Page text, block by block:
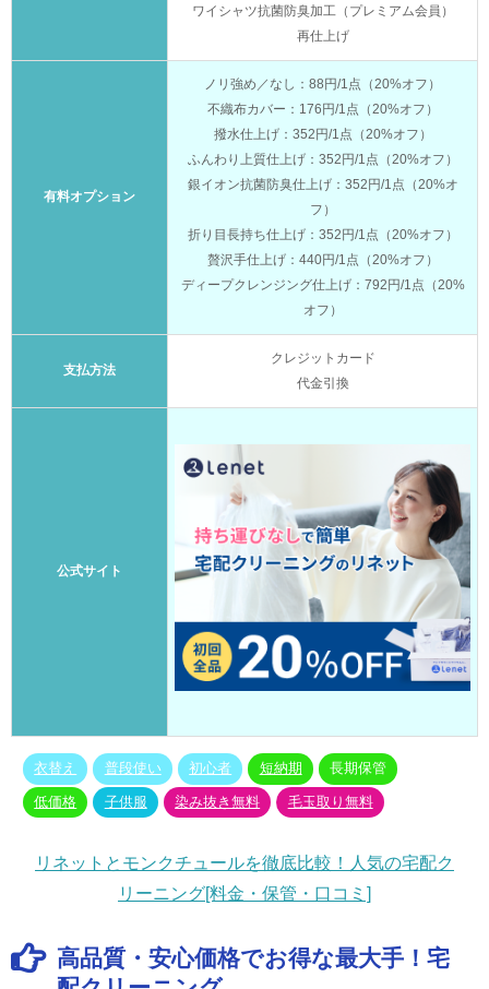
ワイシャツ抗菌防臭加工（プレミアム会員）
再仕上げ
有料オプション
ノリ強め／なし：88円/1点（20%オフ）
不織布カバー：176円/1点（20%オフ）
撥水仕上げ：352円/1点（20%オフ）
ふんわり上質仕上げ：352円/1点（20%オフ）
銀イオン抗菌防臭仕上げ：352円/1点（20%オ
フ）
折り目長持ち仕上げ：352円/1点（20%オフ）
贅沢手仕上げ：440円/1点（20%オフ）
ディープクレンジング仕上げ：792円/1点（20%
オフ）
支払方法
クレジットカード
代金引換
公式サイト
衣替え 普段使い 初心者 短納期 長期保管
低価格 子供服 染み抜き無料 毛玉取り無料
リネットとモンクチュールを徹底比較！人気の宅配ク
リーニング[料金・保管・口コミ]
高品質・安心価格でお得な最大手！宅